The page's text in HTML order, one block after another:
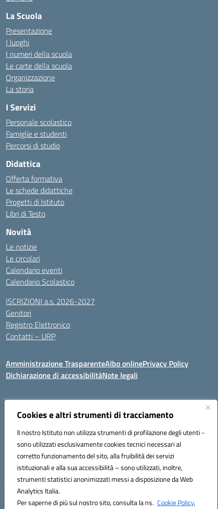
Cookies e altri strumenti di tracciamento
Il nostro Istituto non utilizza strumenti di profilazione degli utenti -
sono utilizzati esclusivamente cookies tecnici necessari al
corretto funzionamento del sito, alla fruibilità dei servizi
istituzionali e alla sua accessibilità – sono utilizzati, inoltre,
strumenti statistici anonimizzati messi a disposizione da Web
Analytics Italia.
Per saperne di più sul nostro sito, consulta la ns. Cookie Policy.
La Scuola
Presentazione
I luoghi
I numeri della scuola
Le carte della scuola
Organizzazione
La storia
I Servizi
Personale scolastico
Famiglie e studenti
Percorsi di studio
Didattica
Offerta formativa
Le schede didattiche
Progetti di Istituto
Libri di Testo
Novità
Le notizie
Le circolari
Calendario eventi
Calendario Scolastico
ISCRIZIONI a.s. 2026-2027
Genitori
Registro Elettronico
Contatti – URP
Amministrazione TrasparenteAlbo onlinePrivacy Policy
Dichiarazione di accessibilitàNote legali
Indirizzo:Via Tiziano, 50 - 60125 Ancona
Posta elettronica certificata (PEC):anic81600p@pec.istruzione.it
Codice fiscale: 93084460422
Codice meccanografico: ANIC81600P
Hosting & Powered by 3D Solution S.r.l.